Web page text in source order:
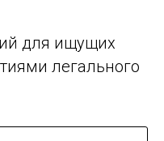
для ищущих
легального